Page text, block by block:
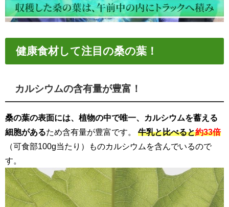
健康食材して注目の桑の葉！
カルシウムの含有量が豊富！
桑の葉の表面には、植物の中で唯一、カルシウムを蓄える
細胞があるため含有量が豊富です。 牛乳と比べると約33倍
（可食部100g当たり）ものカルシウムを含んでいるので
す。